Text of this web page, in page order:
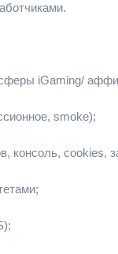
iGaming/
smoke);
консоль, cookies,